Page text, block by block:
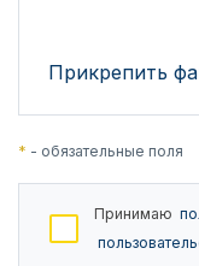
Прикрепить
* - обязательные поля
Принимаю